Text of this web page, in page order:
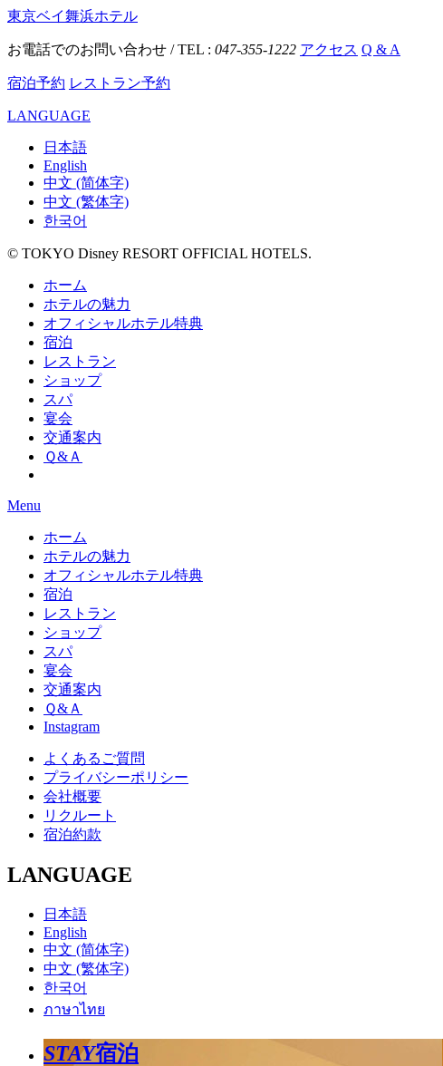
東京ベイ舞浜ホテル
お電話でのお問い合わせ / TEL : 047-355-1222 アクセス Q & A
宿泊予約 レストラン予約
LANGUAGE
日本語
English
中文 (简体字)
中文 (繁体字)
한국어
© TOKYO Disney RESORT OFFICIAL HOTELS.
ホーム
ホテルの魅力
オフィシャルホテル特典
宿泊
レストラン
ショップ
スパ
宴会
交通案内
Ｑ&Ａ
Menu
ホーム
ホテルの魅力
オフィシャルホテル特典
宿泊
レストラン
ショップ
スパ
宴会
交通案内
Ｑ&Ａ
Instagram
よくあるご質問
プライバシーポリシー
会社概要
リクルート
宿泊約款
LANGUAGE
日本語
English
中文 (简体字)
中文 (繁体字)
한국어
ภาษาไทย
STAY宿泊